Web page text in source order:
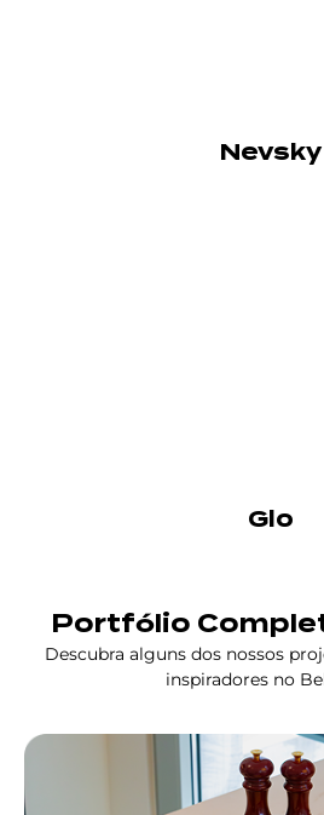
Nevsky
Glo
Portfólio
Descubra alguns dos nossos
inspiradores no